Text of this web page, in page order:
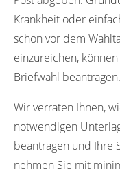
Krankheit oder
schon vor dem
einzureichen,
Briefwahl beantragen.
Wir verraten Ihnen,
notwendigen
beantragen und Ihre
nehmen Sie mit